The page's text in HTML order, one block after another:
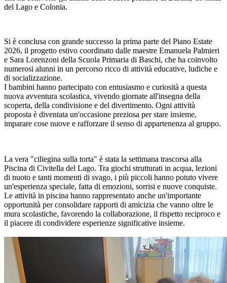
del Lago e Colonia.
Si è conclusa con grande successo la prima parte del Piano Estate
2026, il progetto estivo coordinato dalle maestre Emanuela Palmieri
e Sara Lorenzoni della Scuola Primaria di Baschi, che ha coinvolto
numerosi alunni in un percorso ricco di attività educative, ludiche e
di socializzazione.
I bambini hanno partecipato con entusiasmo e curiosità a questa
nuova avventura scolastica, vivendo giornate all'insegna della
scoperta, della condivisione e del divertimento. Ogni attività
proposta è diventata un'occasione preziosa per stare insieme,
imparare cose nuove e rafforzare il senso di appartenenza al gruppo.
La vera "ciliegina sulla torta" è stata la settimana trascorsa alla
Piscina di Civitella del Lago. Tra giochi strutturati in acqua, lezioni
di nuoto e tanti momenti di svago, i più piccoli hanno potuto vivere
un'esperienza speciale, fatta di emozioni, sorrisi e nuove conquiste.
Le attività in piscina hanno rappresentato anche un'importante
opportunità per consolidare rapporti di amicizia che vanno oltre le
mura scolastiche, favorendo la collaborazione, il rispetto reciproco e
il piacere di condividere esperienze significative insieme.